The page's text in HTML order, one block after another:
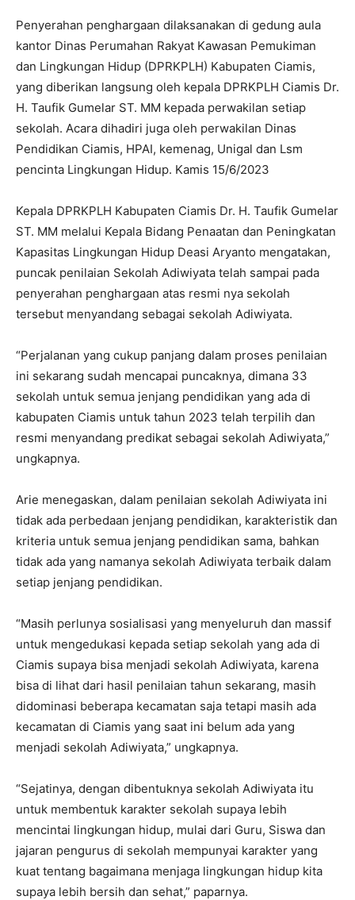
Penyerahan penghargaan dilaksanakan di gedung aula
kantor Dinas Perumahan Rakyat Kawasan Pemukiman
dan Lingkungan Hidup (DPRKPLH) Kabupaten Ciamis,
yang diberikan langsung oleh kepala DPRKPLH Ciamis Dr.
H. Taufik Gumelar ST. MM kepada perwakilan setiap
sekolah. Acara dihadiri juga oleh perwakilan Dinas
Pendidikan Ciamis, HPAI, kemenag, Unigal dan Lsm
pencinta Lingkungan Hidup. Kamis 15/6/2023
Kepala DPRKPLH Kabupaten Ciamis Dr. H. Taufik Gumelar
ST. MM melalui Kepala Bidang Penaatan dan Peningkatan
Kapasitas Lingkungan Hidup Deasi Aryanto mengatakan,
puncak penilaian Sekolah Adiwiyata telah sampai pada
penyerahan penghargaan atas resmi nya sekolah
tersebut menyandang sebagai sekolah Adiwiyata.
“Perjalanan yang cukup panjang dalam proses penilaian
ini sekarang sudah mencapai puncaknya, dimana 33
sekolah untuk semua jenjang pendidikan yang ada di
kabupaten Ciamis untuk tahun 2023 telah terpilih dan
resmi menyandang predikat sebagai sekolah Adiwiyata,”
ungkapnya.
Arie menegaskan, dalam penilaian sekolah Adiwiyata ini
tidak ada perbedaan jenjang pendidikan, karakteristik dan
kriteria untuk semua jenjang pendidikan sama, bahkan
tidak ada yang namanya sekolah Adiwiyata terbaik dalam
setiap jenjang pendidikan.
“Masih perlunya sosialisasi yang menyeluruh dan massif
untuk mengedukasi kepada setiap sekolah yang ada di
Ciamis supaya bisa menjadi sekolah Adiwiyata, karena
bisa di lihat dari hasil penilaian tahun sekarang, masih
didominasi beberapa kecamatan saja tetapi masih ada
kecamatan di Ciamis yang saat ini belum ada yang
menjadi sekolah Adiwiyata,” ungkapnya.
“Sejatinya, dengan dibentuknya sekolah Adiwiyata itu
untuk membentuk karakter sekolah supaya lebih
mencintai lingkungan hidup, mulai dari Guru, Siswa dan
jajaran pengurus di sekolah mempunyai karakter yang
kuat tentang bagaimana menjaga lingkungan hidup kita
supaya lebih bersih dan sehat,” paparnya.